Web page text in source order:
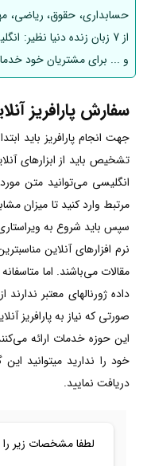
حسابداری، حقوق، ریاضی،
از 7 زبان زنده دنیا
و ... برای مشتریان خود
سفارش پارافریز
جهت انجام پارافریز باید
تشخیص باید از ابزارهای
انگلیسی می‌توانید متن
مرتبط وارد کنید تا میزان
سپس باید شروع به
نرم افزارهای آنلاین
مقالات می‌باشند. اما
داده ژورنالهای معتبر
صورتی که نیاز به پارافریز
این حوزه خدمات ارائه
خود را ندارید میتوانید
دریافت نمایید.